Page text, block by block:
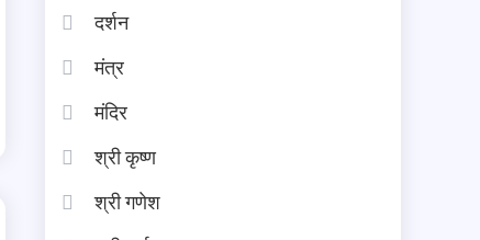
दर्शन
मंत्र
मंदिर
श्री कृष्ण
श्री गणेश